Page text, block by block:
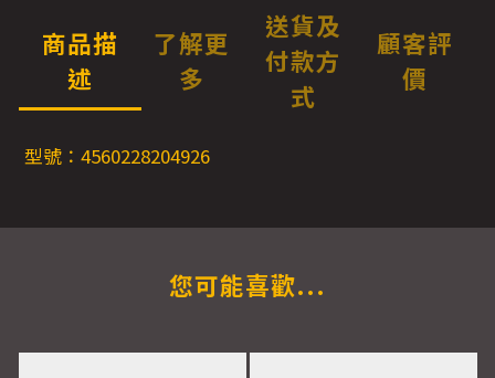
商品描
述
了解更
多
送貨及
付款方
式
顧客評
價
型號：4560228204926
您可能喜歡...